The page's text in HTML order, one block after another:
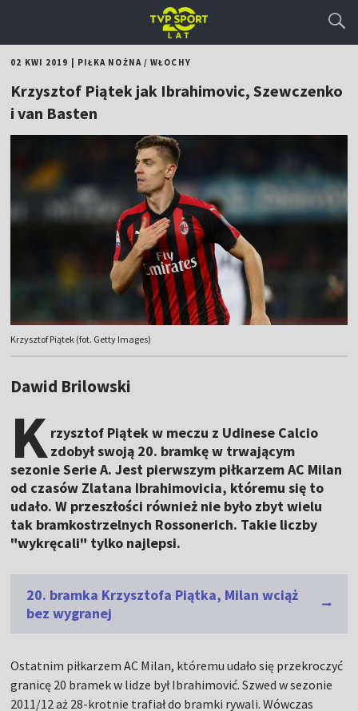
02 KWI 2019 PIŁKA NOŻNA/WŁOCHY
Krzysztof Piątek jak Ibrahimovic, Szewczenko
i van Basten
Krzysztof Piątek (fot. Getty Images)
Dawid Brilowski
Krzysztof Piątek w meczu z Udinese Calcio
zdobył swoją 20. bramkę w trwającym
sezonie Serie A. Jest pierwszym piłkarzem AC Milan
od czasów Zlatana Ibrahimovicia, któremu się to
udało. W przeszłości również nie było zbyt wielu
tak bramkostrzelnych Rossonerich. Takie liczby
"wykręcali" tylko najlepsi.
20. bramka Krzysztofa Piątka, Milan wciąż
bez wygranej
Ostatnim piłkarzem AC Milan, któremu udało się przekroczyć
granicę 20 bramek w lidze był Ibrahimović. Szwed w sezonie
2011/12 aż 28-krotnie trafiał do bramki rywali. Wówczas